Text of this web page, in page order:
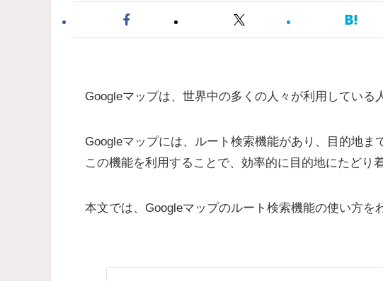
Googleマップは、世界中の多くの人々が利用している
Googleマップには、ルート検索機能があり、目的地ま
この機能を利用することで、効率的に目的地にたどり
本文では、Googleマップのルート検索機能の使い方を